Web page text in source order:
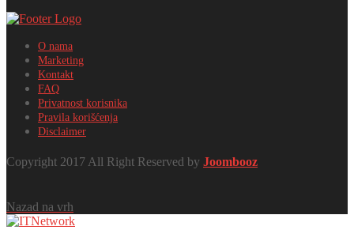
O nama
Marketing
Kontakt
FAQ
Privatnost korisnika
Pravila korišćenja
Disclaimer
Copyright 2017 All Right Reserved by Joombooz
Nazad na vrh